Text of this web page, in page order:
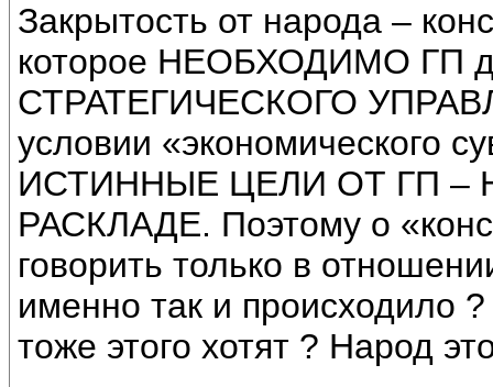
Закрытость от народа –
которое НЕОБХОДИМО ГП
СТРАТЕГИЧЕСКОГО
условии «экономического
ИСТИННЫЕ ЦЕЛИ ОТ ГП –
РАСКЛАДЕ. Поэтому о
говорить только в
именно так и происходило
тоже этого хотят ? Народ